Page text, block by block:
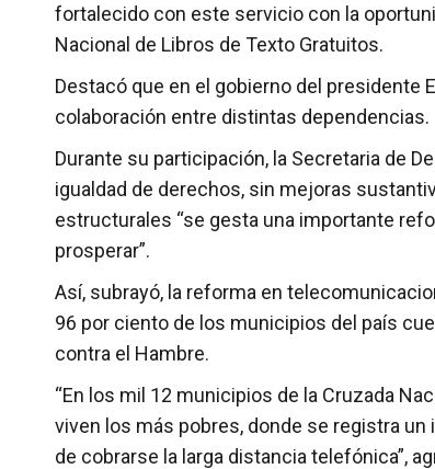
fortalecido con este servicio con la
Nacional de Libros de Texto Gratuitos.
‎Destacó que en el gobierno del presidente
colaboración entre distintas dependencias.
Durante su participación, la Secretaria de
igualdad de derechos, sin mejoras
estructurales “se gesta una importante
prosperar”.
Así, subrayó, la reforma en
96 por ciento de los municipios del país
contra el Hambre.
“En los mil 12 municipios de la Cruzada
viven los más pobres, donde se registra
de cobrarse la larga distancia telefónica”,